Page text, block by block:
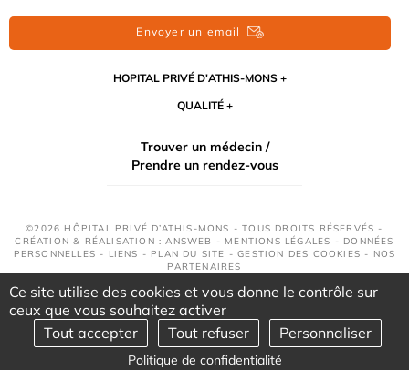
Envoyer un email
HOPITAL PRIVÉ D'ATHIS-MONS
QUALITÉ
Trouver un médecin /
Prendre un rendez-vous
©2026 HÔPITAL PRIVÉ D’ATHIS-MONS - TOUS DROITS RÉSERVÉS -
CRÉATION & RÉALISATION : ANSWEB - MENTIONS LÉGALES - DONNÉES
PERSONNELLES - LIENS - PLAN DU SITE -GESTION DES COOKIES - NOS
PARTENAIRES
Ce site utilise des cookies et vous donne le contrôle sur
ceux que vous souhaitez activer
Tout accepter
Tout refuser Personnaliser
Politique de confidentialité